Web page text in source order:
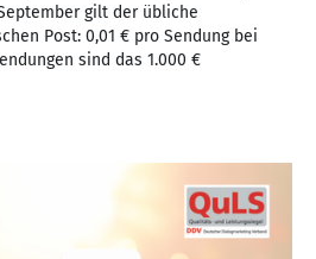
gilt der übliche
Post: 0,01 € pro Sendung bei
sind das 1.000 €